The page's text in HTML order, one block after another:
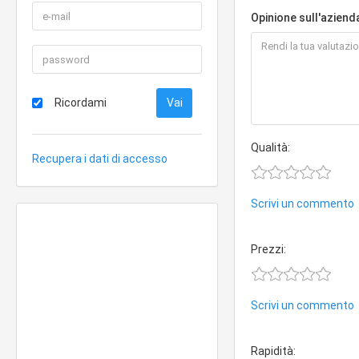
Ricordami
Recupera i dati di accesso
Opinione
Qualità:
Scrivi un commento
Prezzi:
Scrivi un commento
Rapidità: